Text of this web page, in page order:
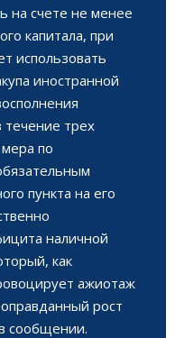
на счете не менее
капитала, при
использовать
иностранной
течение трех
по
пункта на его
наличной
как
ажиотаж
рост
сообщении.